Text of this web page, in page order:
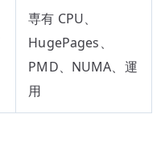
専有 CPU、
HugePages、
PMD、NUMA、運
用